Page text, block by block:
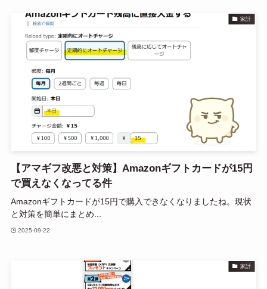
家計
【アマギフ改悪と対策】Amazonギフトカードが15円
で買えなくなってる件
Amazonギフトカードが15円で購入できなくなりましたね。現状
と対策を簡単にまとめ...
2025-09-22
家計